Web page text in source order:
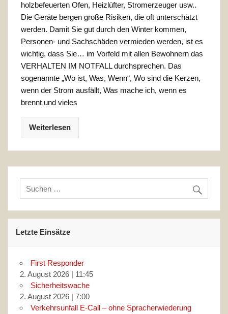
holzbefeuerten Ofen, Heizlüfter, Stromerzeuger usw..
Die Geräte bergen große Risiken, die oft unterschätzt
werden. Damit Sie gut durch den Winter kommen,
Personen- und Sachschäden vermieden werden, ist es
wichtig, dass Sie… im Vorfeld mit allen Bewohnern das
VERHALTEN IM NOTFALL durchsprechen. Das
sogenannte „Wo ist, Was, Wenn“, Wo sind die Kerzen,
wenn der Strom ausfällt, Was mache ich, wenn es
brennt und vieles
Weiterlesen
Letzte Einsätze
First Responder
2. August 2026| 11:45
Sicherheitswache
2. August 2026| 7:00
Verkehrsunfall E-Call – ohne Spracherwiederung